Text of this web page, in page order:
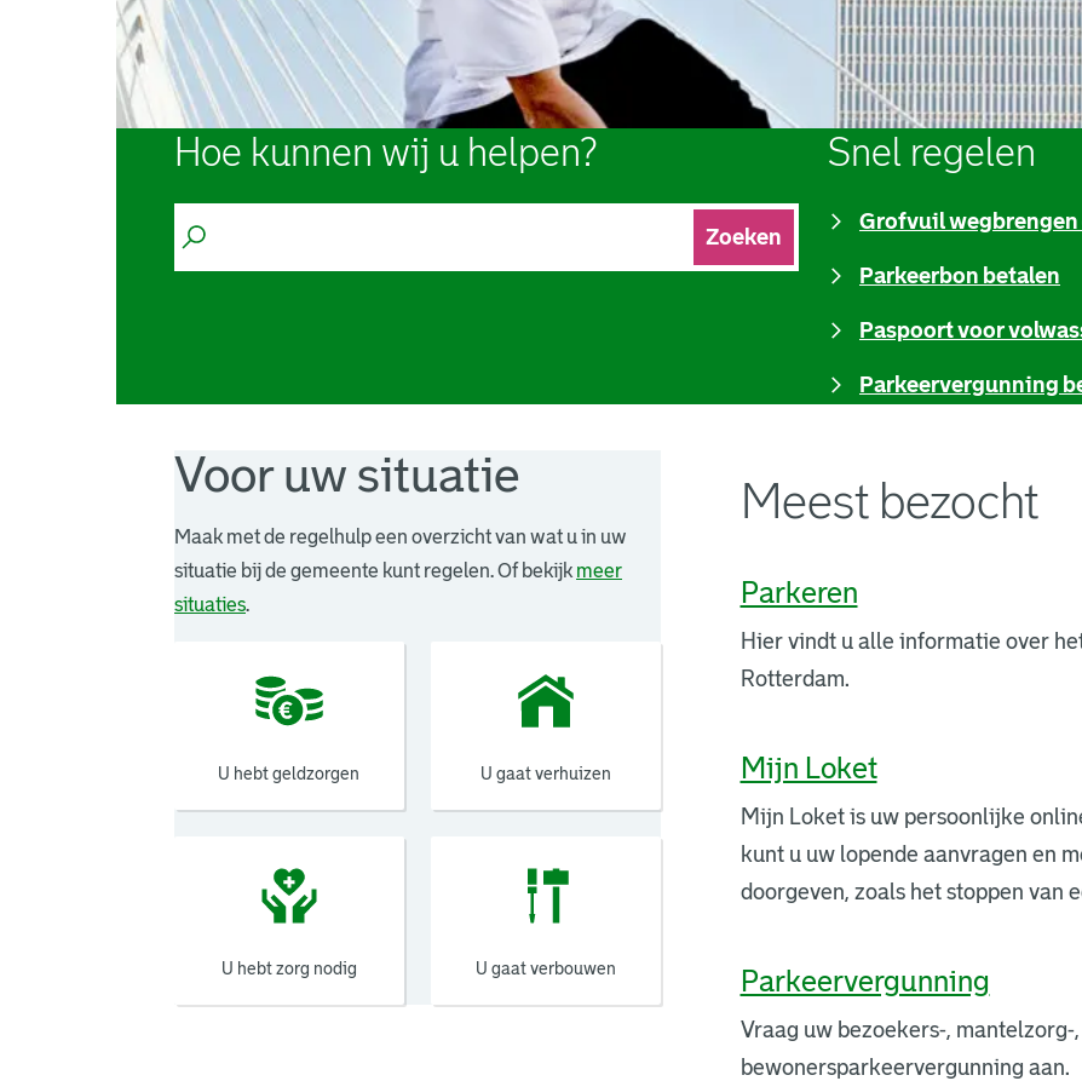
Hoe kunnen wij u helpen?
Zoeken
Snel regelen
Grofvuil wegbrengen
Parkeerbon betalen
Paspoort voor
Parkeervergunning
Voor uw situatie
Maak met de regelhulp een overzicht van wat u in uw
situatie bij de gemeente kunt regelen. Of bekijk meer
situaties.
U hebt geldzorgen U gaat verhuizen
U hebt zorg nodig U gaat verbouwen
Meest bezocht
Parkeren
Hier vindt u alle informatie over
Rotterdam.
Mijn Loket
Mijn Loket is uw persoonlijke
kunt u uw lopende aanvragen en
doorgeven, zoals het stoppen van
Parkeervergunning
Vraag uw bezoekers-,
bewonersparkeervergunning aan.